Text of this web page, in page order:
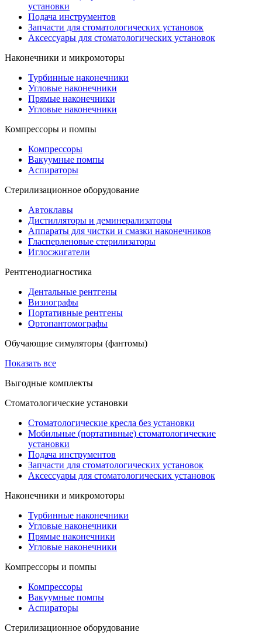
установки
Подача инструментов
Запчасти для стоматологических установок
Аксессуары для стоматологических установок
Наконечники и микромоторы
Турбинные наконечники
Угловые наконечники
Прямые наконечники
Угловые наконечники
Компрессоры и помпы
Компрессоры
Вакуумные помпы
Аспираторы
Стерилизационное оборудование
Автоклавы
Дистилляторы и деминерализаторы
Аппараты для чистки и смазки наконечников
Гласперленовые стерилизаторы
Иглосжигатели
Рентгенодиагностика
Дентальные рентгены
Визиографы
Портативные рентгены
Ортопантомографы
Обучающие симуляторы (фантомы)
Показать все
Выгодные комплекты
Стоматологические установки
Стоматологические кресла без установки
Мобильные (портативные) стоматологические
установки
Подача инструментов
Запчасти для стоматологических установок
Аксессуары для стоматологических установок
Наконечники и микромоторы
Турбинные наконечники
Угловые наконечники
Прямые наконечники
Угловые наконечники
Компрессоры и помпы
Компрессоры
Вакуумные помпы
Аспираторы
Стерилизационное оборудование